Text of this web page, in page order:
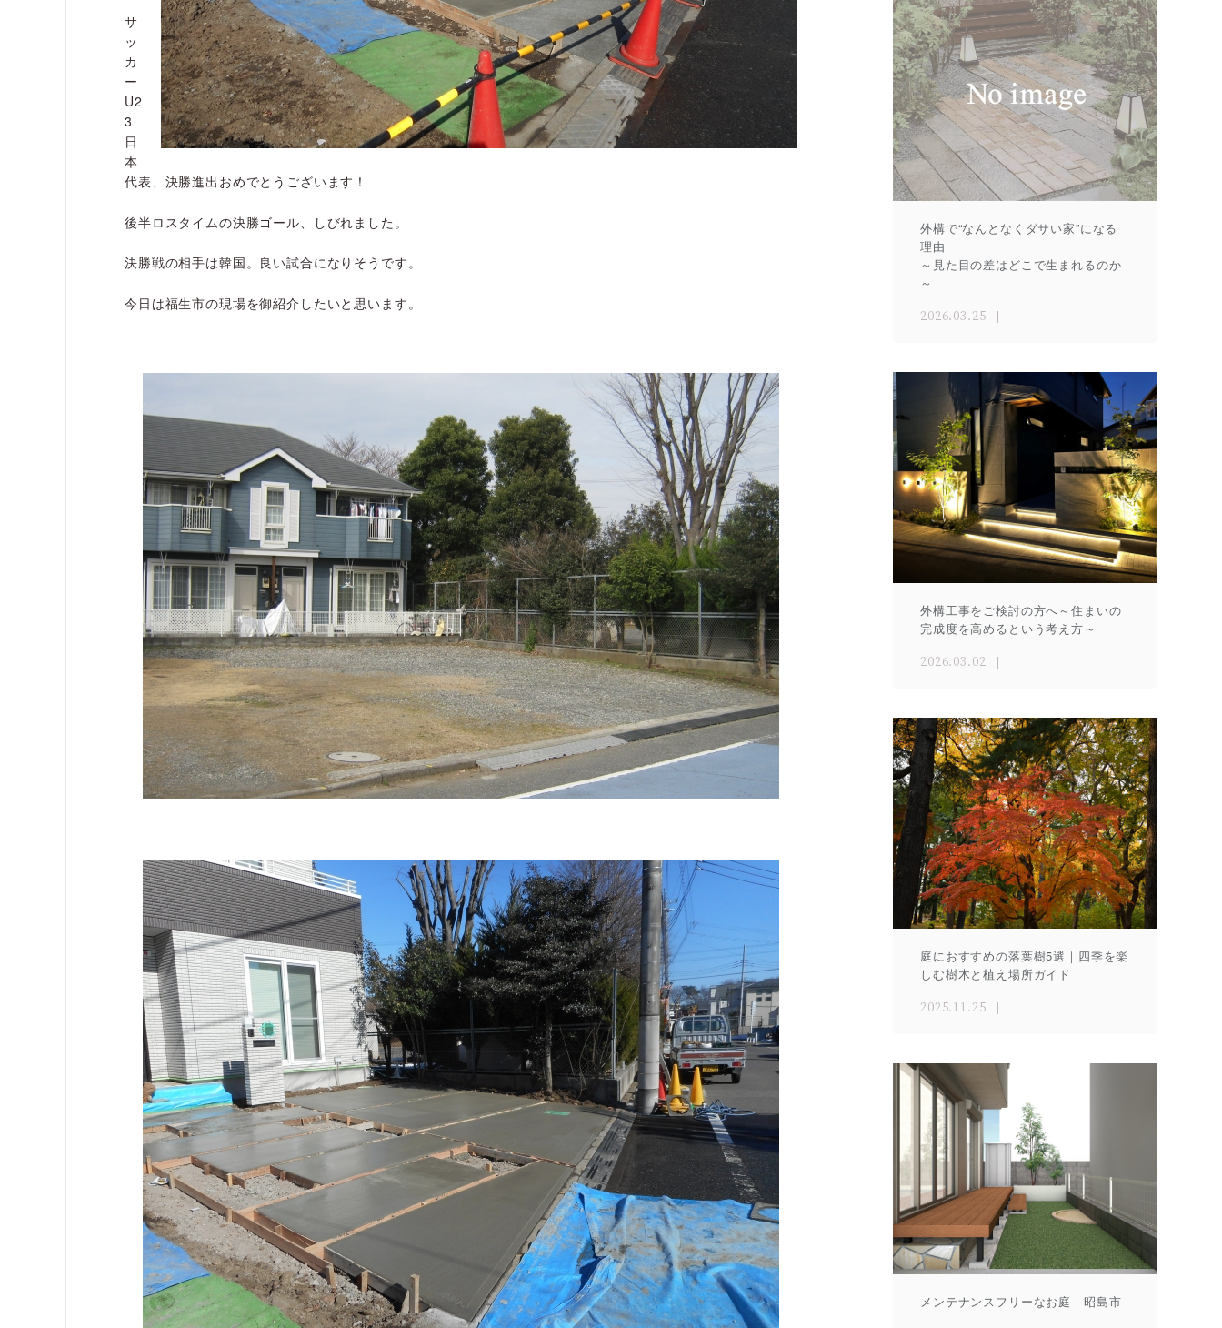
サ
ッ
カ
ー
U2
3
日
本
代表、決勝進出おめでとうございます！
後半ロスタイムの決勝ゴール、しびれました。
決勝戦の相手は韓国。良い試合になりそうです。
今日は福生市の現場を御紹介したいと思います。
外構で“なんとなくダサい家”になる
理由
～見た目の差はどこで生まれるのか
～
2026.03.25
外構工事をご検討の方へ～住まいの
完成度を高めるという考え方～
2026.03.02
庭におすすめの落葉樹5選｜四季を楽
しむ樹木と植え場所ガイド
2025.11.25
メンテナンスフリーなお庭 昭島市